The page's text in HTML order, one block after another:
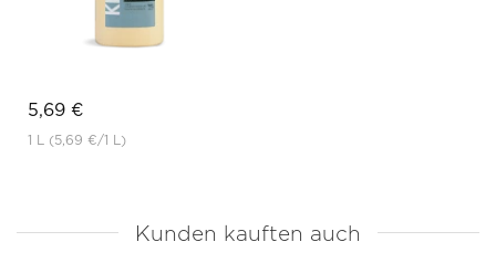
5,69 €
1 L (5,69 €/1 L)
Kunden kauften auch